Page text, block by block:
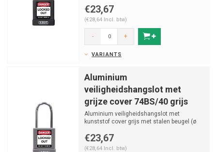
€23,67
(€28,64 Incl. btw)
- +
VARIANTS
Aluminium
veiligheidshangslot met
grijze cover 74BS/40 grijs
Aluminium veiligheidshangslot met
kunststof cover grijs met stalen beugel (ø
€23,67
(€28,64 Incl. btw)